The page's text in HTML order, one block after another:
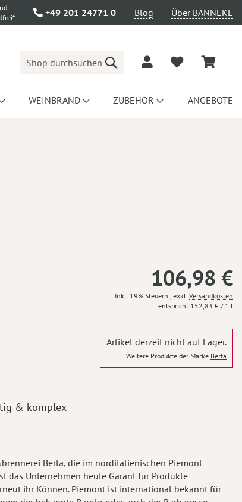
+49 201 24771 0 Blog Über BANNEKE
Suche
WEINBRAND ZUBEHÖR ANGEBOTE
106,98 €
Inkl. 19% Steuern , exkl. Versandkosten
152,83 € / 1 l
Artikel derzeit nicht auf Lager.
Weitere Produkte der Marke Berta
& komplex
Berta, die im norditalienischen Piemont
das Unternehmen heute Garant für Produkte
ihr Können. Piemont ist international bekannt für